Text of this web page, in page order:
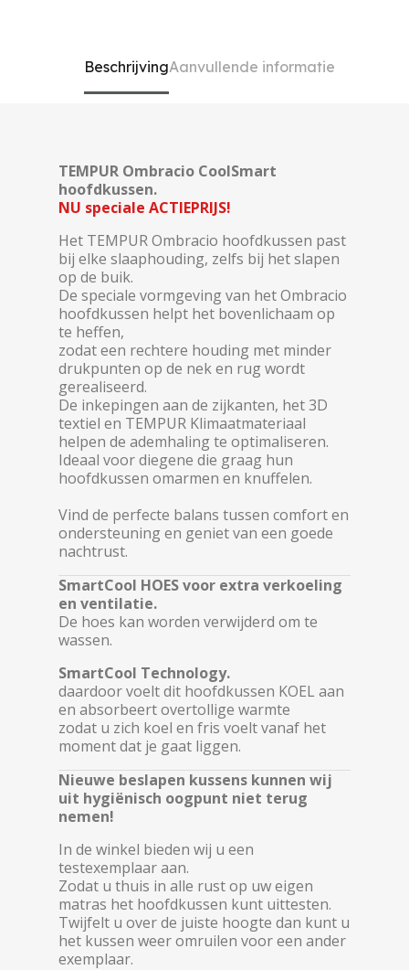
BeschrijvingAanvullende informatie
TEMPUR Ombracio CoolSmart
hoofdkussen.
NU speciale ACTIEPRIJS!
Het TEMPUR Ombracio hoofdkussen past
bij elke slaaphouding, zelfs bij het slapen
op de buik.
De speciale vormgeving van het Ombracio
hoofdkussen helpt het bovenlichaam op
te heffen,
zodat een rechtere houding met minder
drukpunten op de nek en rug wordt
gerealiseerd.
De inkepingen aan de zijkanten, het 3D
textiel en TEMPUR Klimaatmateriaal
helpen de ademhaling te optimaliseren.
Ideaal voor diegene die graag hun
hoofdkussen omarmen en knuffelen.
Vind de perfecte balans tussen comfort en
ondersteuning en geniet van een goede
nachtrust.
SmartCool HOES voor extra verkoeling
en ventilatie.
De hoes kan worden verwijderd om te
wassen.
SmartCool Technology.
daardoor voelt dit hoofdkussen KOEL aan
en absorbeert overtollige warmte
zodat u zich koel en fris voelt vanaf het
moment dat je gaat liggen.
Nieuwe beslapen kussens kunnen wij
uit hygiënisch oogpunt niet terug
nemen!
In de winkel bieden wij u een
testexemplaar aan.
Zodat u thuis in alle rust op uw eigen
matras het hoofdkussen kunt uittesten.
Twijfelt u over de juiste hoogte dan kunt u
het kussen weer omruilen voor een ander
exemplaar.